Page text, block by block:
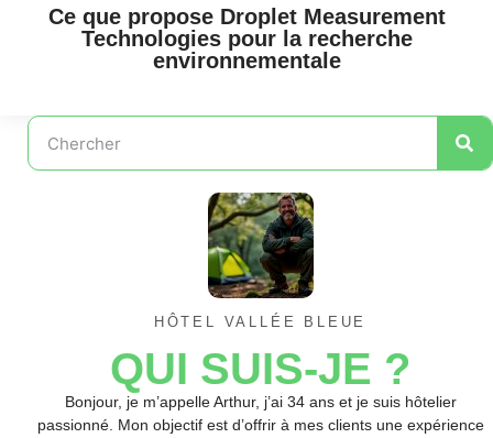
Ce que propose Droplet Measurement
Technologies pour la recherche
environnementale
HÔTEL VALLÉE BLEUE
QUI SUIS-JE ?
Bonjour, je m’appelle Arthur, j’ai 34 ans et je suis hôtelier
passionné. Mon objectif est d’offrir à mes clients une expérience